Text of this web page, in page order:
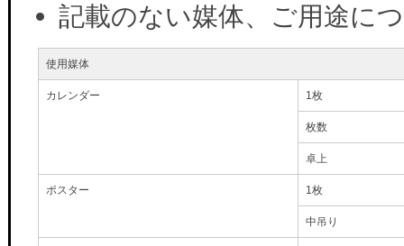
記載のない媒体、ご用途に
使用媒体
カレンダー 1枚
枚数
卓上
ポスター 1枚
中吊り